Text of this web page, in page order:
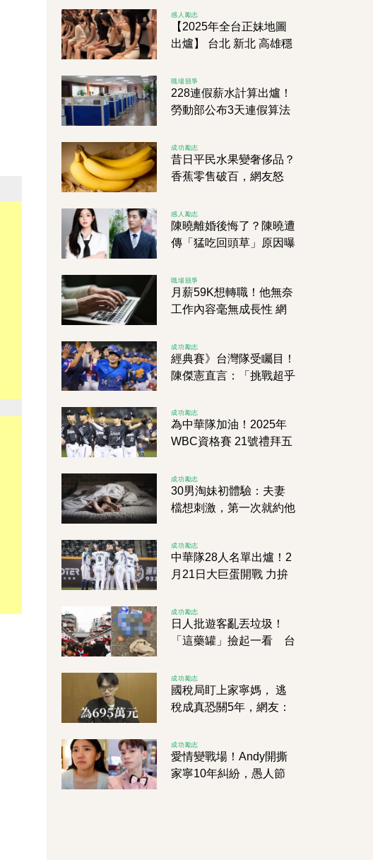
感人勵志
【2025年全台正妹地圖
出爐】 台北 新北 高雄穩
料！
職場競爭
228連假薪水計算出爐！
勞動部公布3天連假算法
成功勵志
昔日平民水果變奢侈品？
香蕉零售破百，網友怒
感人勵志
陳曉離婚後悔了？陳曉遭
傳「猛吃回頭草」原因曝
職場競爭
月薪59K想轉職！他無奈
工作內容毫無成長性 網
成功勵志
經典賽》台灣隊受矚目！
陳傑憲直言：「挑戰超乎
成功勵志
為中華隊加油！2025年
WBC資格賽 21號禮拜五
非、尼加拉瓜拚2026
成功勵志
30男淘妹初體驗：夫妻
檔想刺激，第一次就約他
要我？！
成功勵志
中華隊28人名單出爐！2
月21日大巨蛋開戰 力拚
成功勵志
日人批遊客亂丟垃圾！
「這藥罐」撿起一看 台
成功勵志
國稅局盯上家寧媽， 逃
稅成真恐關5年，網友：
成功勵志
愛情變戰場！Andy開撕
家寧10年糾紛，愚人節